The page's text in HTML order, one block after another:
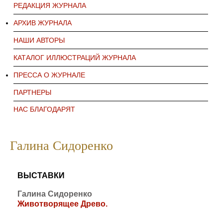
РЕДАКЦИЯ ЖУРНАЛА
АРХИВ ЖУРНАЛА
НАШИ АВТОРЫ
КАТАЛОГ ИЛЛЮСТРАЦИЙ ЖУРНАЛА
ПРЕССА О ЖУРНАЛЕ
ПАРТНЕРЫ
НАС БЛАГОДАРЯТ
Галина Сидоренко
ВЫСТАВКИ
Галина Сидоренко
Животворящее Древо.